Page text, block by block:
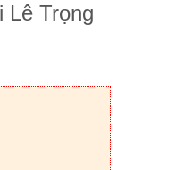
Lê Trọng